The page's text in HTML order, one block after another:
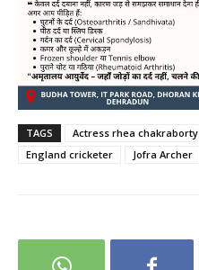
TAGS Actress rhea chakraborty
England cricketer
Jofra Archer